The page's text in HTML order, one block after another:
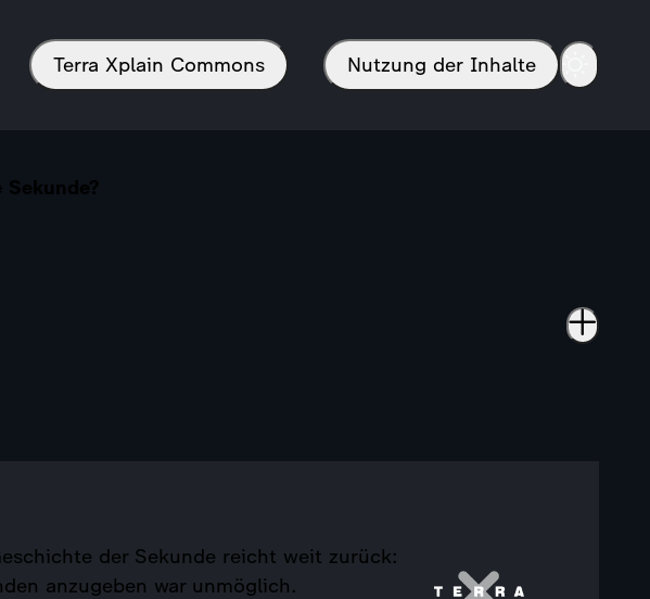
Terra Xplain Commons Nutzung der Inhalte
der Sekunde reicht weit zurück:
anzugeben war unmöglich.